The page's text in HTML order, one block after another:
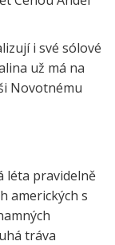
i své sólové
už má na
Novotnému
léta pravidelně
amerických s
tráva